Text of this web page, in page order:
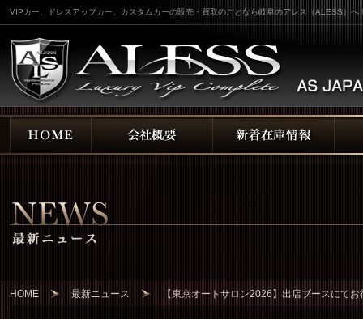
VIPカー、ドレスアップカー、カスタムカーの販売・買取のことなら岐阜のアレス（ALESS）へ
HOME 最新ニュース 【東京オートサロン2026】出店ブースにて